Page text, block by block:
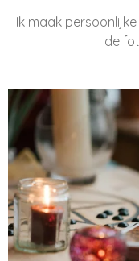
Ik maak
de